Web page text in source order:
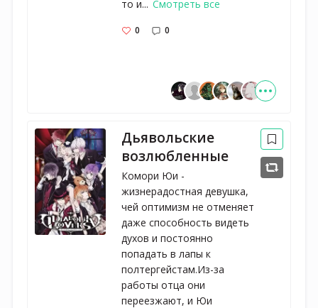
то и... Смотреть все
0 0
Дьявольские
возлюбленные
Комори Юи -
жизнерадостная девушка,
чей оптимизм не отменяет
даже способность видеть
духов и постоянно
попадать в лапы к
полтергейстам.Из-за
работы отца они
переезжают, и Юи